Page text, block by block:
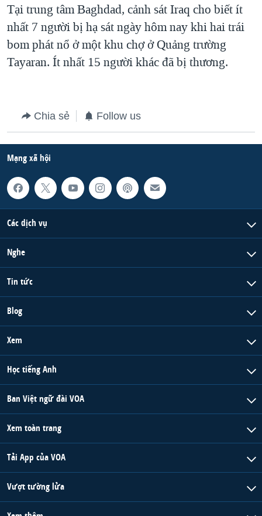
QUAN HỆ VIỆT MỸ
Tại trung tâm Baghdad, cảnh sát Iraq cho biết ít
nhất 7 người bị hạ sát ngày hôm nay khi hai trái
bom phát nổ ở một khu chợ ở Quảng trường
Tayaran. Ít nhất 15 người khác đã bị thương.
Chia sẻ Follow us
Mạng xã hội
Các dịch vụ
Nghe
Tin tức
Blog
Xem
Học tiếng Anh
Ban Việt ngữ đài VOA
Xem toàn trang
Tải App của VOA
Vượt tường lửa